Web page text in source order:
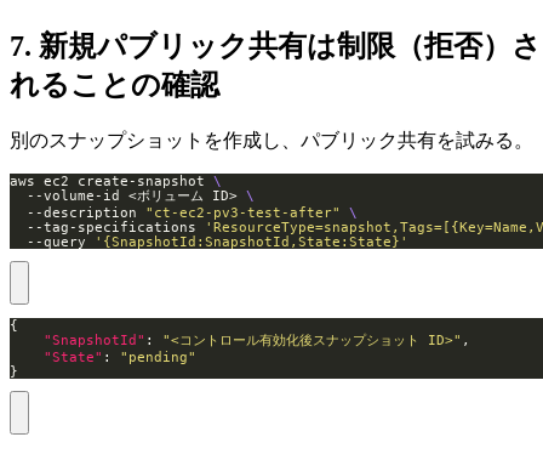
7. 新規パブリック共有は制限（拒否）さ
れることの確認
別のスナップショットを作成し、パブリック共有を試みる。
aws ec2 create-snapshot
  --volume-id <ボリューム ID>
  --description
"ct-ec2-pv3-test-after"
  --tag-specifications
  --query
'{SnapshotId:SnapshotId,State:State}'
"SnapshotId" : "<コントロール有効化後スナップショット ID>"
"State" : "pending"
}